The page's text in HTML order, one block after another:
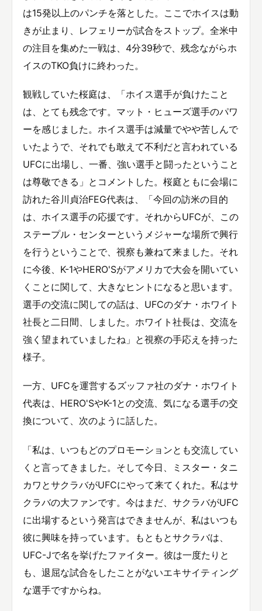
は15発以上のパンチを落とした。ここでホイスは動
きが止まり、レフェリーが試合をストップ。全米中
の注目を集めた一戦は、4分39秒で、残念ながらホ
イスのTKO負けに終わった。
観戦していた桜庭は、「ホイス選手が負けたこと
は、とても残念です。マット・ヒューズ選手のパワ
ーを感じました。ホイス選手は減量でやや苦しんで
いたようで、それでも敢えて不利だと言われている
UFCに出場し、一番、強い選手と闘ったということ
は尊敬できる」とコメントした。桜庭ともに会場に
訪れた谷川貞治FEG代表は、「今回の訪米の目的
は、ホイス選手の応援です。それからUFCが、この
ステープル・センターというメジャーな場所で興行
を行うということで、視察も兼ねて来ました。それ
に今後、K-1やHERO'Sがアメリカで大会を開いてい
くことに関して、大きなヒントになると思います。
選手の交流に関しての話は、UFCのダナ・ホワイト
社長と二日間、しました。ホワイト社長は、交流を
強く望まれていましたね」と視察の手応えを持った
様子。
一方、UFCを運営するズッファ社のダナ・ホワイト
代表は、HERO'SやK-1との交流、気になる選手の交
換について、次のように話した。
「私は、いつもどのプロモーションとも交流してい
くと言ってきました。そして今日、ミスター・タニ
カワとサクラバがUFCにやって来てくれた。私はサ
クラバの大ファンです。今はまだ、サクラバがUFC
に出場するという発言はできませんが、私はいつも
彼に興味を持っています。もともとサクラバは、
UFC-Jで名を挙げたファイター。彼は一度たりと
も、退屈な試合をしたことがないエキサイティング
な選手ですからね。